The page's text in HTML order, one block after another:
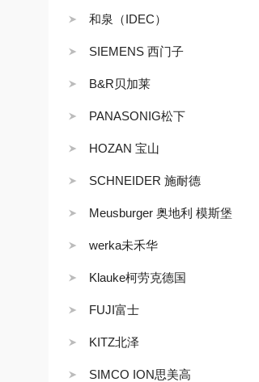
和泉（IDEC）
SIEMENS 西门子
B&R贝加莱
PANASONIG松下
HOZAN 宝山
SCHNEIDER 施耐德
Meusburger 奥地利 模斯堡
werka未禾华
Klauke柯劳克德国
FUJI富士
KITZ北泽
SIMCO ION思美高